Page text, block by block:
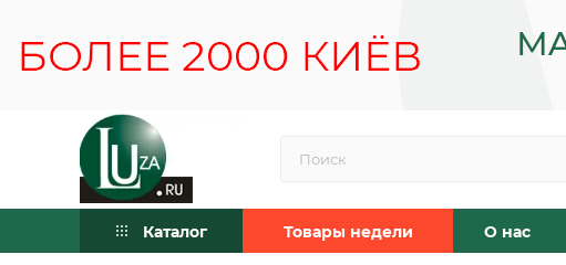
Каталог Товары недели О нас